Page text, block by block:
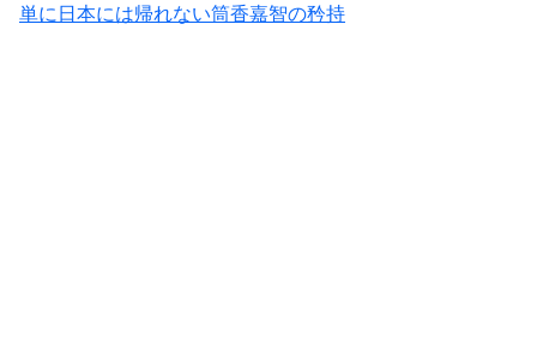
単に日本には帰れない筒香嘉智の矜持